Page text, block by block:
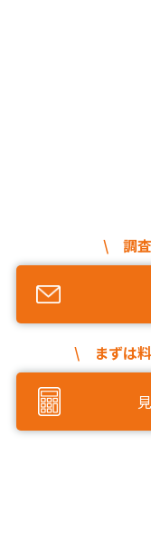
\ 調査
\ まずは